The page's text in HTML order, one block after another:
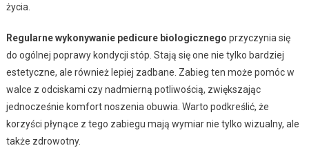
życia.
Regularne wykonywanie pedicure biologicznego przyczynia się
do ogólnej poprawy kondycji stóp. Stają się one nie tylko bardziej
estetyczne, ale również lepiej zadbane. Zabieg ten może pomóc w
walce z odciskami czy nadmierną potliwością, zwiększając
jednocześnie komfort noszenia obuwia. Warto podkreślić, że
korzyści płynące z tego zabiegu mają wymiar nie tylko wizualny, ale
także zdrowotny.